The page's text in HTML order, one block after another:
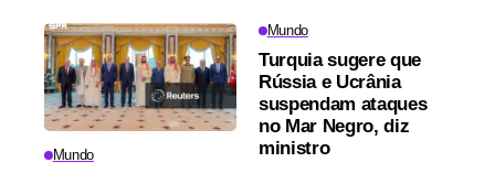
Mundo
Mundo
Turquia sugere que
Rússia e Ucrânia
suspendam ataques
no Mar Negro, diz
ministro